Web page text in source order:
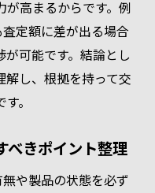
高まるからです。例
定額に差が出る場合
可能です。結論とし
し、根拠を持って交
。
べきポイント整理
や製品の状態を必ず